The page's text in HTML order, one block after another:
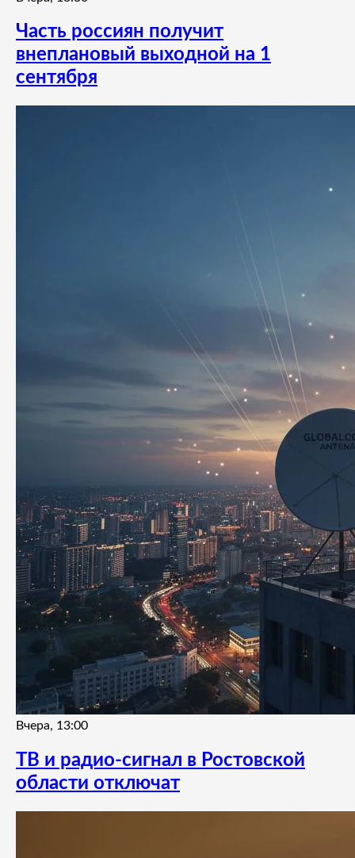
Часть россиян получит
внеплановый выходной на 1
сентября
Вчера, 13:00
ТВ и радио-сигнал в Ростовской
области отключат